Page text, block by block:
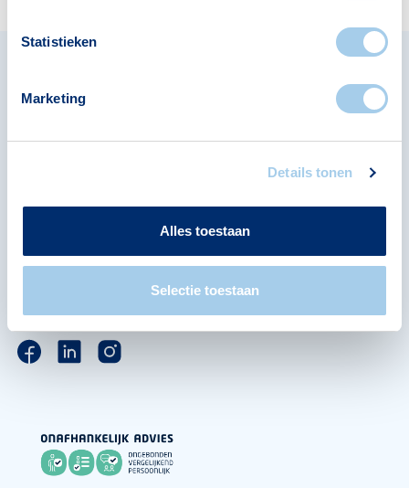
Statistieken
Marketing
Details tonen
Alles toestaan
Selectie toestaan
De Waal 21
Alle contactgegevens
Link naar de Facebook pagina van Hypotheek
Link naar de LinkedIn pagina van
Link naar de Instagram pagina van